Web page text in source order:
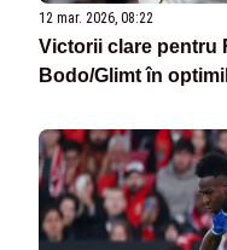
12 mar. 2026, 08:22
Victorii clare pentru
Bodo/Glimt în